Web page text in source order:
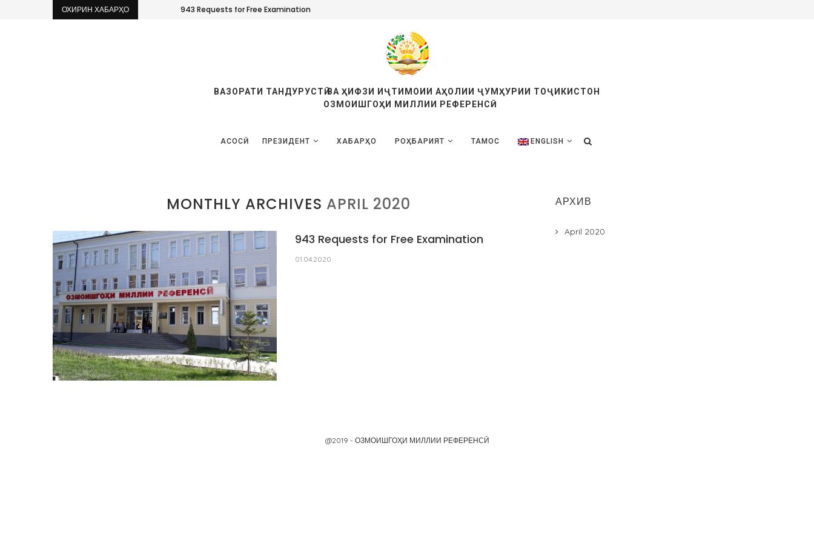
ОХИРИН ХАБАРҲО 943 Requests for Free Examination
ВАЗОРАТИ ТАНДУРУСТӢ ВА ҲИФЗИ ИҶТИМОИИ АҲОЛИИ ҶУМҲУРИИ ТОҶИКИСТОН
ОЗМОИШГОҲИ МИЛЛИИ РЕФЕРЕНСӢ
АСОСӢ ПРЕЗИДЕНТ ХАБАРҲО РОҲБАРИЯТ ТАМОС ENGLISH
MONTHLY ARCHIVES APRIL 2020
943 Requests for Free Examination
01.04.2020
АРХИВ
April 2020
@2019 - ОЗМОИШГОҲИ МИЛЛИИ РЕФЕРЕНСӢ